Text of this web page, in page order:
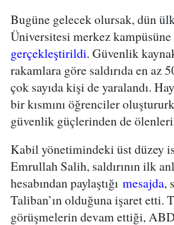
Bugüne gelecek olursak, dün
Üniversitesi merkez
gerçekleştirildi. Güvenlik
rakamlara göre saldırıda en az
çok sayıda kişi de yaralandı.
bir kısmını öğrenciler
güvenlik güçlerinden de
Kabil yönetimindeki üst düzey
Emrullah Salih, saldırının ilk
hesabından paylaştığı mesajda,
Taliban’ın olduğuna işaret etti.
görüşmelerin devam ettiği,